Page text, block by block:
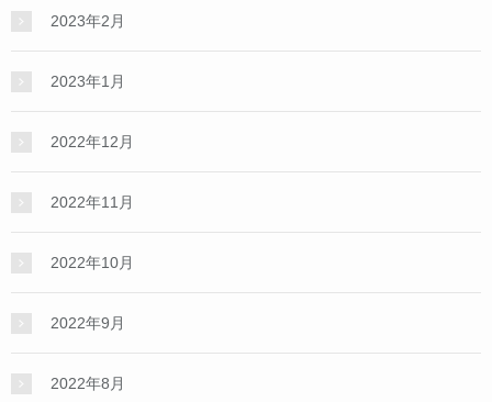
2023年2月
2023年1月
2022年12月
2022年11月
2022年10月
2022年9月
2022年8月